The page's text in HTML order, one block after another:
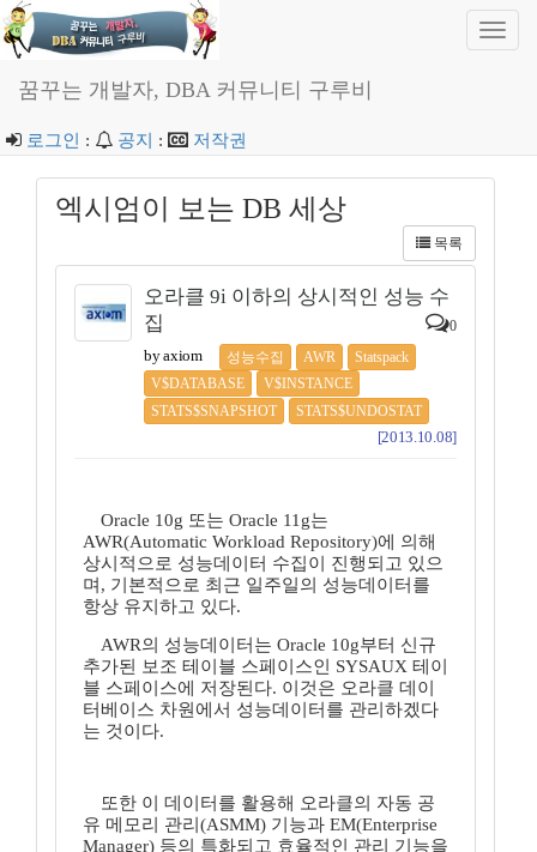
꿈꾸는 개발자, DBA 커뮤니티 구루비
로그인 : 공지 : 저작권
엑시엄이 보는 DB 세상
목록
오라클 9i 이하의 상시적인 성능 수
집
0
by axiom 성능수집 AWR
Statspack
V$DATABASE
V$INSTANCE
STATS$SNAPSHOT
STATS$UNDOSTAT
[2013.10.08]
Oracle 10g 또는 Oracle 11g는
AWR(Automatic Workload Repository)에 의해
상시적으로 성능데이터 수집이 진행되고 있으
며, 기본적으로 최근 일주일의 성능데이터를
항상 유지하고 있다.
AWR의 성능데이터는 Oracle 10g부터 신규
추가된 보조 테이블 스페이스인 SYSAUX 테이
블 스페이스에 저장된다. 이것은 오라클 데이
터베이스 차원에서 성능데이터를 관리하겠다
는 것이다.
또한 이 데이터를 활용해 오라클의 자동 공
유 메모리 관리(ASMM) 기능과 EM(Enterprise
Manager) 등의 특화되고 효율적인 관리 기능을